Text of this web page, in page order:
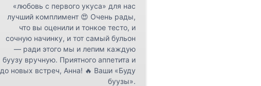
«любовь с первого укуса» для нас
лучший комплимент 😍 Очень рады,
что вы оценили и тонкое тесто, и
сочную начинку, и тот самый бульон
— ради этого мы и лепим каждую
буузу вручную. Приятного аппетита и
до новых встреч, Анна! 🔥 Ваши «Буду
буузы».